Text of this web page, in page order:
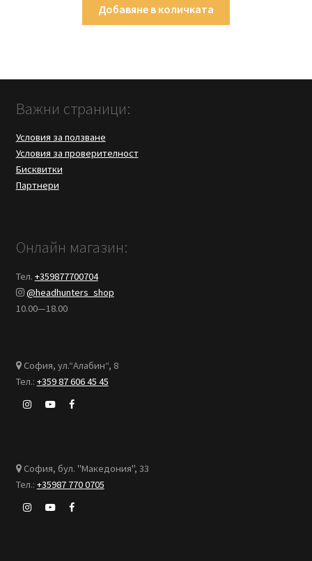
Добавяне в количката
Важни страници:
Условия за ползване
Условия за проверителност
Бисквитки
Партнери
Онлайн магазин:
Тел. +359877700704
@headhunters_shop
10.00—18.00
София, ул.“Алабин“, 8
Тел.: +359 87 606 45 45
София, бул. "Македония", 33
Тел.: +35987 770 0705